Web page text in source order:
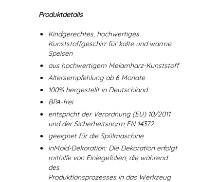
Produktdetails
Kindgerechtes, hochwertiges
Kunststoffgeschirr für kalte und warme
Speisen
aus hochwertigem Melamharz-Kunststoff
Altersempfehlung ab 6 Monate
100% hergestellt in Deutschland
BPA-frei
entspricht der Verordnung (EU) 10/2011
und der Sicherheitsnorm EN 14372
geeignet für die Spülmaschine
inMold-Dekoration: Die Dekoration erfolgt
mithilfe von Einlegefolien, die während
des
Produktionsprozesses in das Werkzeug